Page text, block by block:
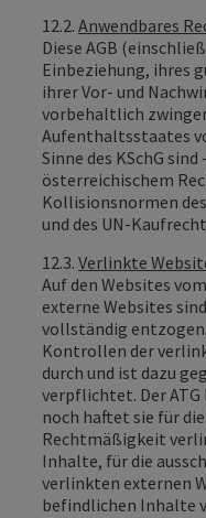
12.2. Anwendbares
Diese AGB
Einbeziehung, ihres
ihrer Vor- und
vorbehaltlich
Aufenthaltsstaates
Sinne des KSchG
österreichischem
Kollisionsnormen
und des UN-
12.3. Verlinkte
Auf den Websites
externe Websites
vollständig
Kontrollen der
durch und ist dazu
verpflichtet. Der ATG
noch haftet sie für
Rechtmäßigkeit
Inhalte, für die
verlinkten externen
befindlichen Inhalte